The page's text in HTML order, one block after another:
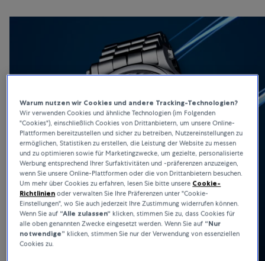
Warum nutzen wir Cookies und andere Tracking-Technologien?
Wir verwenden Cookies und ähnliche Technologien (im Folgenden
"Cookies"), einschließlich Cookies von Drittanbietern, um unsere Online-
Plattformen bereitzustellen und sicher zu betreiben, Nutzereinstellungen zu
ermöglichen, Statistiken zu erstellen, die Leistung der Website zu messen
und zu optimieren sowie für Marketingzwecke, um gezielte, personalisierte
Werbung entsprechend Ihrer Surfaktivitäten und -präferenzen anzuzeigen,
wenn Sie unsere Online-Plattformen oder die von Drittanbietern besuchen.
Um mehr über Cookies zu erfahren, lesen Sie bitte unsere Cookie-
Richtlinien oder verwalten Sie Ihre Präferenzen unter "Cookie-
Einstellungen", wo Sie auch jederzeit Ihre Zustimmung widerrufen können.
Wenn Sie auf “Alle zulassen“ klicken, stimmen Sie zu, dass Cookies für
alle oben genannten Zwecke eingesetzt werden. Wenn Sie auf “Nur
notwendige” klicken, stimmen Sie nur der Verwendung von essenziellen
Cookies zu.